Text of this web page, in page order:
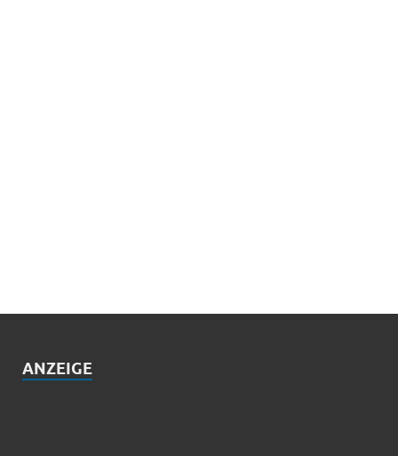
ANZEIGE